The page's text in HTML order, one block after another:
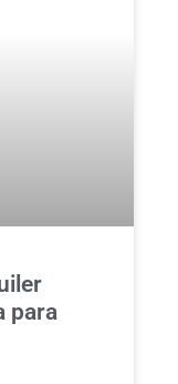
para